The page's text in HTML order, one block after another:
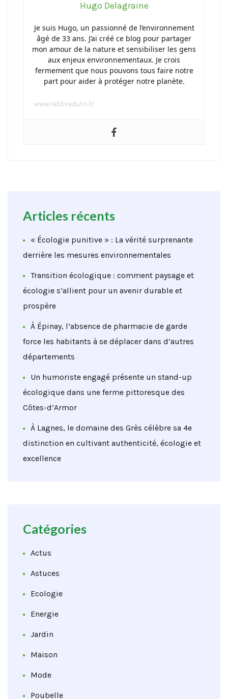
Hugo Delagraine
Je suis Hugo, un passionné de l’environnement
âgé de 33 ans. J’ai créé ce blog pour partager
mon amour de la nature et sensibiliser les gens
aux enjeux environnementaux. Je crois
fermement que nous pouvons tous faire notre
part pour aider à protéger notre planète.
www.lafibredutri.fr
Articles récents
« Écologie punitive » : La vérité surprenante
derrière les mesures environnementales
Transition écologique : comment paysage et
écologie s’allient pour un avenir durable et
prospère
À Épinay, l’absence de pharmacie de garde
force les habitants à se déplacer dans d’autres
départements
Un humoriste engagé présente un stand-up
écologique dans une ferme pittoresque des
Côtes-d’Armor
À Lagnes, le domaine des Grès célèbre sa 4e
distinction en cultivant authenticité, écologie et
excellence
Catégories
Actus
Astuces
Ecologie
Energie
Jardin
Maison
Mode
Poubelle